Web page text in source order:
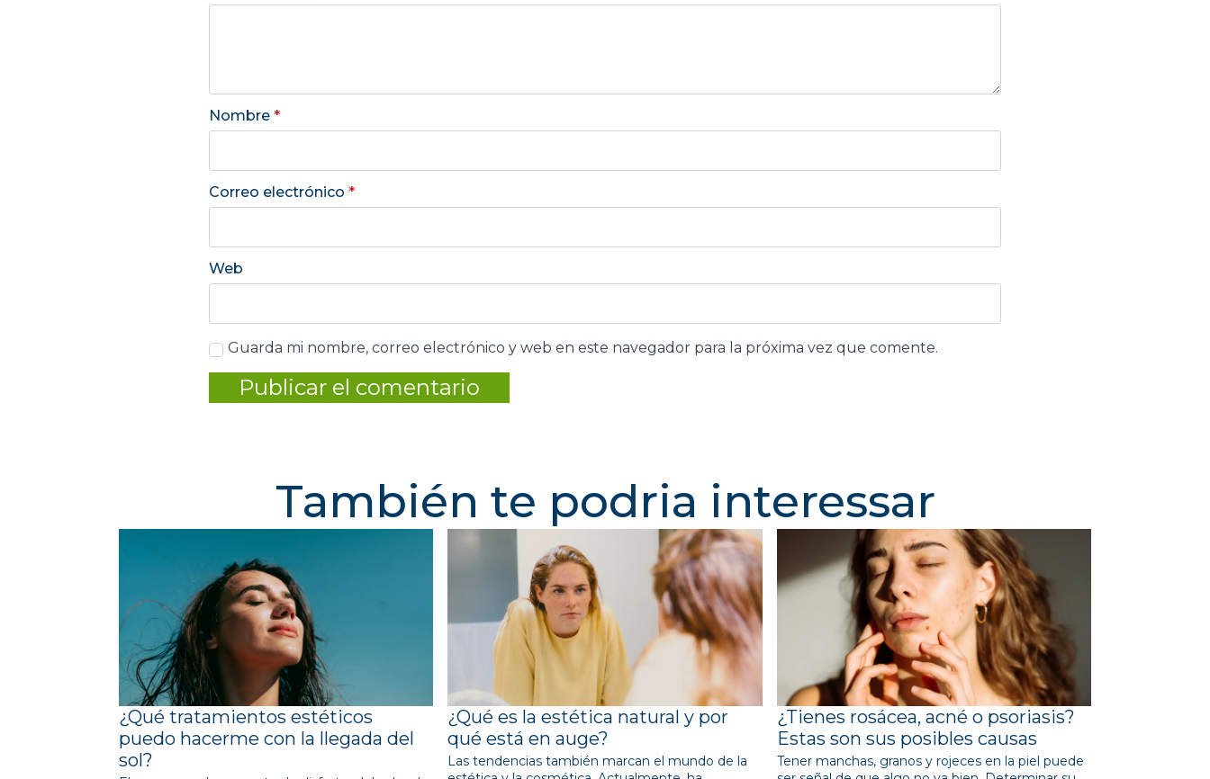
Nombre *
Correo electrónico *
Web
Guarda mi nombre, correo electrónico y web en este navegador para la próxima vez que comente.
También te podria interessar
¿Qué tratamientos estéticos
puedo hacerme con la llegada del
sol?
¿Qué es la estética natural y por
qué está en auge?
Las tendencias también marcan el mundo de la
¿Tienes rosácea, acné o psoriasis?
Estas son sus posibles causas
Tener manchas, granos y rojeces en la piel puede